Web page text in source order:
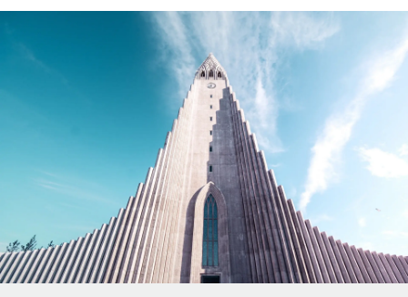
Integra y gestiona a autónomos globalmente.
Externaliza tareas laborales complejas.
Conexión Remote
Integra los RR. HH. en tus flujos de trabajo sin
complicaciones.
Plataforma
Funciones esenciales de RR. HH. integradas para tu
ETAPAS DE CRECIMIENTO
Soluciones ágiles de RR. HH. globales y nóminas para
empresas en crecimiento.
Mediana empresa
Amplía tu equipo con soluciones de RR. HH.
personalizadas.
Empresa
RR. HH. globales para grandes empresas.
Descubre opciones de divisas y tiempos de pago para
autónomos globales.
APRENDIZAJE CON REMOTE
Casos prácticos
Glosario de RR. HH.
Listas de verificación y plantillas
Biblioteca de descripciones de puestos
Nederlands
Français
Italiano
Português (Portugal)
日本語